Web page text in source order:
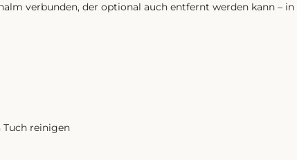
verbunden, der optional auch entfernt werden kann –
reinigen